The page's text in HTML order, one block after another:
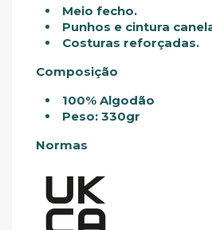
Meio fecho.
Punhos e cintura
Costuras reforçadas.
Composição
100% Algodão
Peso: 330gr
Normas